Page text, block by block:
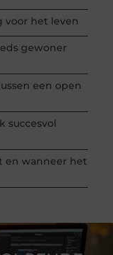
voor het leven
gewoner
een open
succesvol
en wanneer het